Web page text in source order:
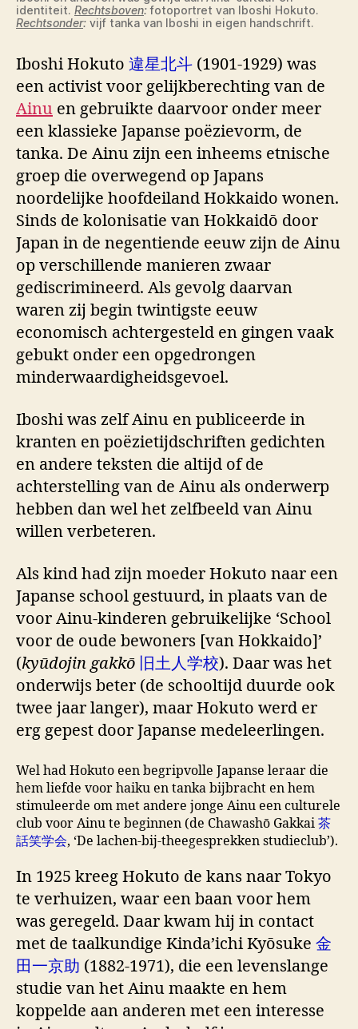
identiteit. Rechtsboven:fotoportret van Iboshi Hokuto.
Rechtsonder: vijf tanka van Iboshi in eigen handschrift.
Iboshi Hokuto 違星北斗 (1901-1929) was
een activist voor gelijkberechting van de
Ainu en gebruikte daarvoor onder meer
een klassieke Japanse poëzievorm, de
tanka. De Ainu zijn een inheems etnische
groep die overwegend op Japans
noordelijke hoofdeiland Hokkaido wonen.
Sinds de kolonisatie van Hokkaidō door
Japan in de negentiende eeuw zijn de Ainu
op verschillende manieren zwaar
gediscrimineerd. Als gevolg daarvan
waren zij begin twintigste eeuw
economisch achtergesteld en gingen vaak
gebukt onder een opgedrongen
minderwaardigheidsgevoel.
Iboshi was zelf Ainu en publiceerde in
kranten en poëzietijdschriften gedichten
en andere teksten die altijd of de
achterstelling van de Ainu als onderwerp
hebben dan wel het zelfbeeld van Ainu
willen verbeteren.
Als kind had zijn moeder Hokuto naar een
Japanse school gestuurd, in plaats van de
voor Ainu-kinderen gebruikelijke ‘School
voor de oude bewoners [van Hokkaido]’
(kyūdojin gakkō 旧土人学校). Daar was het
onderwijs beter (de schooltijd duurde ook
twee jaar langer), maar Hokuto werd er
erg gepest door Japanse medeleerlingen.
Wel had Hokuto een begripvolle Japanse leraar die
hem liefde voor haiku en tanka bijbracht en hem
stimuleerde om met andere jonge Ainu een culturele
club voor Ainu te beginnen (de Chawashō Gakkai 茶
話笑学会, ‘De lachen-bij-theegesprekken studieclub’).
In 1925 kreeg Hokuto de kans naar Tokyo
te verhuizen, waar een baan voor hem
was geregeld. Daar kwam hij in contact
met de taalkundige Kinda’ichi Kyōsuke 金
田一京助 (1882-1971), die een levenslange
studie van het Ainu maakte en hem
koppelde aan anderen met een interesse